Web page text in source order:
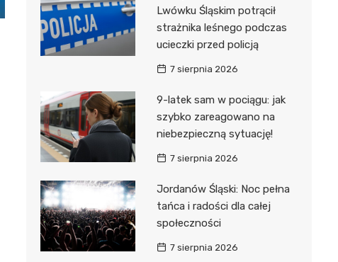
Lwówku Śląskim potrącił
strażnika leśnego podczas
ucieczki przed policją
7 sierpnia 2026
9-latek sam w pociągu: jak
szybko zareagowano na
niebezpieczną sytuację!
7 sierpnia 2026
Jordanów Śląski: Noc pełna
tańca i radości dla całej
społeczności
7 sierpnia 2026